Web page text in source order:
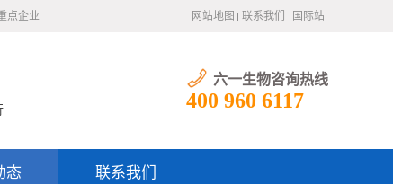
点企业 网站地图 联系我们 国际站
六一生物咨询热线
400 960 6117
态 联系我们